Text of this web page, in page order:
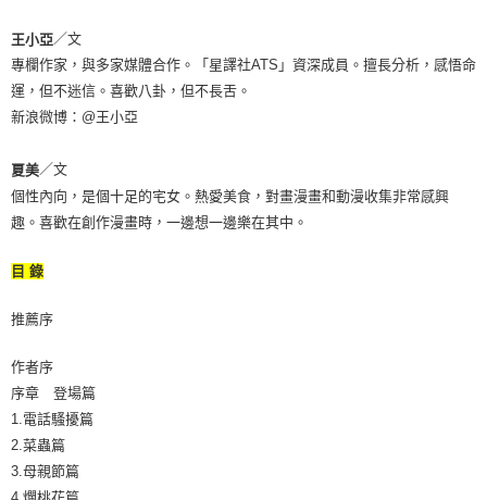
王小亞／文
專欄作家，與多家媒體合作。「星譯社ATS」資深成員。擅長分析，感悟命
運，但不迷信。喜歡八卦，但不長舌。
新浪微博：@王小亞
夏美／文
個性內向，是個十足的宅女。熱愛美食，對畫漫畫和動漫收集非常感興
趣。喜歡在創作漫畫時，一邊想一邊樂在其中。
目 錄
推薦序
作者序
序章 登場篇
1.電話騷擾篇
2.菜蟲篇
3.母親節篇